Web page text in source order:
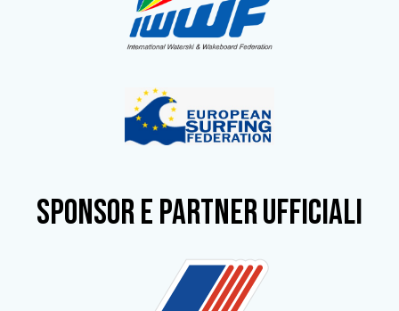
SPONSOR e partner ufficiali